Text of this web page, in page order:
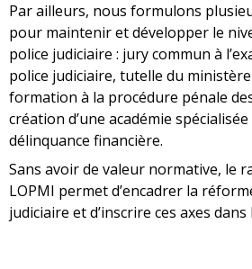
Par ailleurs, nous formulons
pour maintenir et développer le
police judiciaire : jury commun à
police judiciaire, tutelle du
formation à la procédure pénale
création d’une académie
délinquance financière.
Sans avoir de valeur normative, le
LOPMI permet d’encadrer la
judiciaire et d’inscrire ces axes dans